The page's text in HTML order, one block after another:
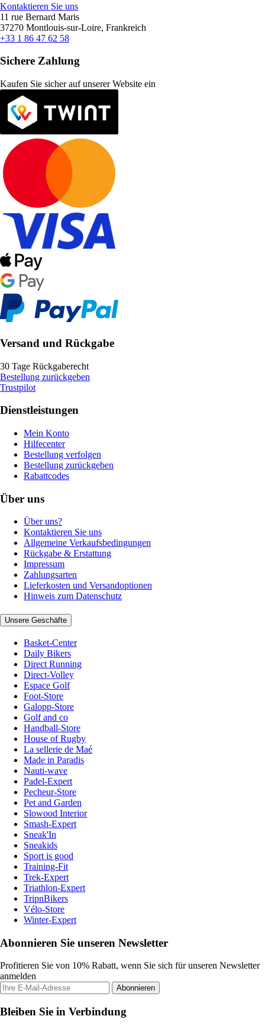
Kontaktieren Sie uns
11 rue Bernard Maris
37270 Montlouis-sur-Loire, Frankreich
+33 1 86 47 62 58
Sichere Zahlung
Kaufen Sie sicher auf unserer Website ein
Versand und Rückgabe
30 Tage Rückgaberecht
Bestellung zurückgeben
Trustpilot
Dienstleistungen
Mein Konto
Hilfecenter
Bestellung verfolgen
Bestellung zurückgeben
Rabattcodes
Über uns
Über uns?
Kontaktieren Sie uns
Allgemeine Verkaufsbedingungen
Rückgabe & Erstattung
Impressum
Zahlungsarten
Lieferkosten und Versandoptionen
Hinweis zum Datenschutz
Unsere Geschäfte
Basket-Center
Daily Bikers
Direct Running
Direct-Volley
Espace Golf
Foot-Store
Galopp-Store
Golf and co
Handball-Store
House of Rugby
La sellerie de Maé
Made in Paradis
Nauti-wave
Padel-Expert
Pecheur-Store
Pet and Garden
Slowood Interior
Smash-Expert
Sneak'In
Sneakids
Sport is good
Training-Fit
Trek-Expert
Triathlon-Expert
TripnBikers
Vélo-Store
Winter-Expert
Abonnieren Sie unseren Newsletter
Profitieren Sie von 10% Rabatt, wenn Sie sich für unseren Newsletter
anmelden
Abonnieren
Bleiben Sie in Verbindung